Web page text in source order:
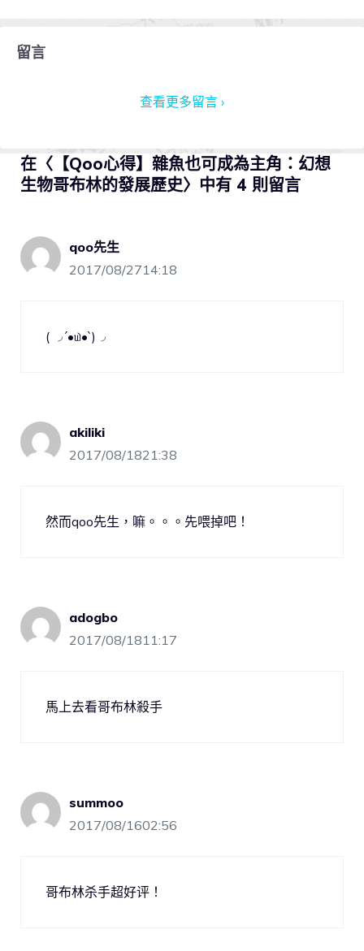
留言
查看更多留言 ›
在〈【Qoo心得】雜魚也可成為主角：幻想
生物哥布林的發展歷史〉中有 4 則留言
qoo先生
2017/08/2714:18
( ◞´•௰•`)◞
akiliki
2017/08/1821:38
然而qoo先生，嘛。。。先喂掉吧！
adogbo
2017/08/1811:17
馬上去看哥布林殺手
summoo
2017/08/1602:56
哥布林杀手超好评！